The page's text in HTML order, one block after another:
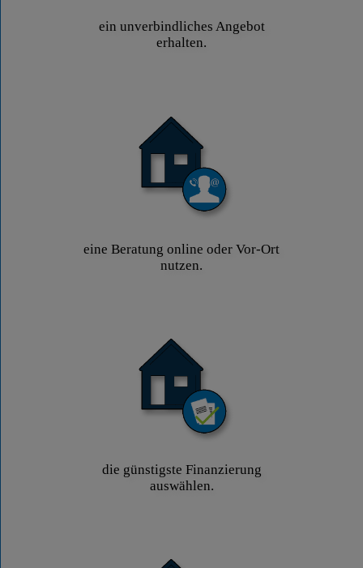
ein unverbindliches Angebot
erhalten.
eine Beratung online oder Vor-Ort
nutzen.
die günstigste Finanzierung
auswählen.